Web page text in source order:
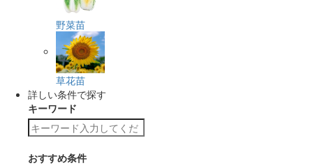
野菜苗
草花苗
詳しい条件で探す
キーワード
おすすめ条件